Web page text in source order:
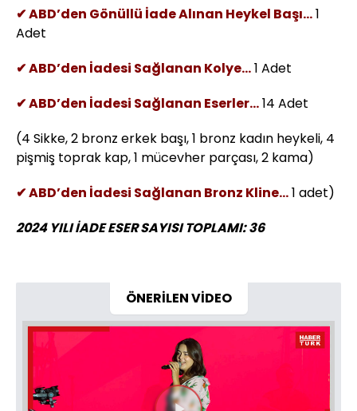
✔ ABD’den Gönüllü İade Alınan Heykel Başı...1
Adet
✔ ABD’den İadesi Sağlanan Kolye...1 Adet
✔ ABD’den İadesi Sağlanan Eserler...14 Adet
(4 Sikke, 2 bronz erkek başı, 1 bronz kadın heykeli, 4
pişmiş toprak kap, 1 mücevher parçası, 2 kama)
✔ ABD’den İadesi Sağlanan Bronz Kline...1 adet)
2024 YILI İADE ESER SAYISI TOPLAMI: 36
ÖNERİLEN VİDEO